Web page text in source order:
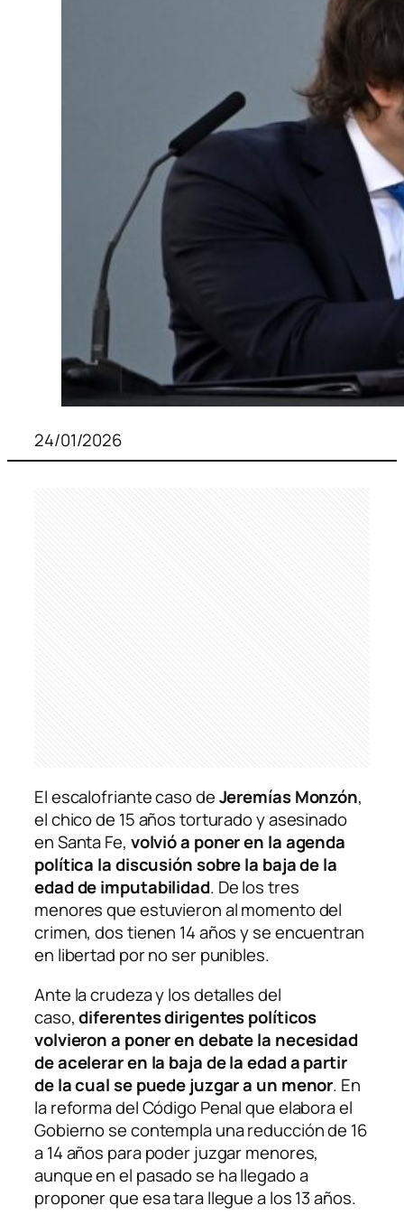
24/01/2026
El escalofriante caso deJeremías Monzón,
el chico de 15 años torturado y asesinado
en Santa Fe, volvió a poner en la agenda
política la discusión sobre la baja de la
edad de imputabilidad. De los tres
menores que estuvieron al momento del
crimen, dos tienen 14 años y se encuentran
en libertad por no ser punibles.
Ante la crudeza y los detalles del
caso,diferentes dirigentes políticos
volvieron a poner en debate la necesidad
de acelerar en la baja de la edad a partir
de la cual se puede juzgar a un menor. En
la reforma del Código Penal que elabora el
Gobierno se contempla una reducción de 16
a 14 años para poder juzgar menores,
aunque en el pasado se ha llegado a
proponer que esa tara llegue a los 13 años.